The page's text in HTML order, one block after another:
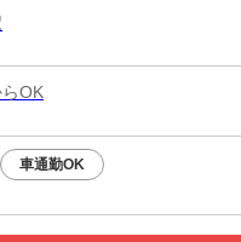
OK
車通勤OK